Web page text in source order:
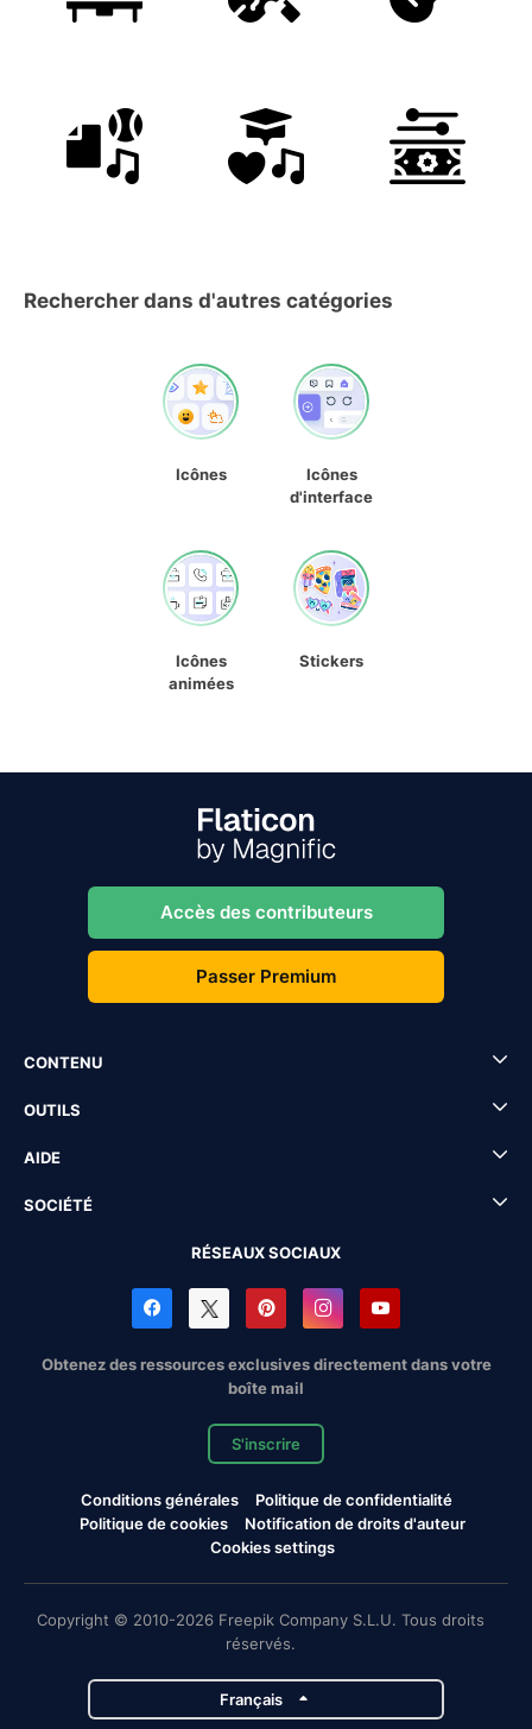
Rechercher dans d'autres catégories
Icônes
Icônes
d'interface
Icônes
animées
Stickers
Accès des contributeurs
Passer Premium
CONTENU
OUTILS
AIDE
SOCIÉTÉ
RÉSEAUX SOCIAUX
Obtenez des ressources exclusives directement dans votre
boîte mail
S'inscrire
Conditions générales
Politique de confidentialité
Politique de cookies
Notification de droits d'auteur
Cookies settings
Copyright © 2010-2026 Freepik Company S.L.U. Tous droits
réservés.
Français